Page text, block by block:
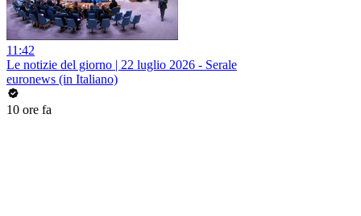
11:42
Le notizie del giorno | 22 luglio 2026 - Serale
euronews (in Italiano)
10 ore fa